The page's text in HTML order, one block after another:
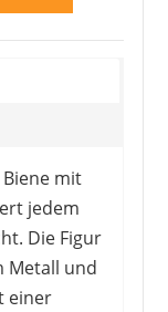
mit
jedem
Die Figur
Metall und
einer